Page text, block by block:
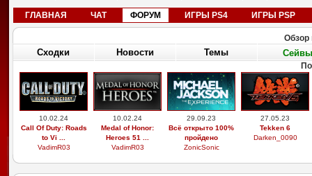
ГЛАВНАЯ ЧАТ ФОРУМ ИГРЫ PS4 ИГРЫ PSP
Обзор
Сходки Новости Темы Сейвы
10.02.24
Call Of Duty: Roads
to Vi ...
VadimR03
10.02.24
Medal of Honor:
Heroes 51 ...
VadimR03
29.09.23
Всё открыто 100%
пройдено
ZonicSonic
27.05.23
Tekken 6
Darken_0090